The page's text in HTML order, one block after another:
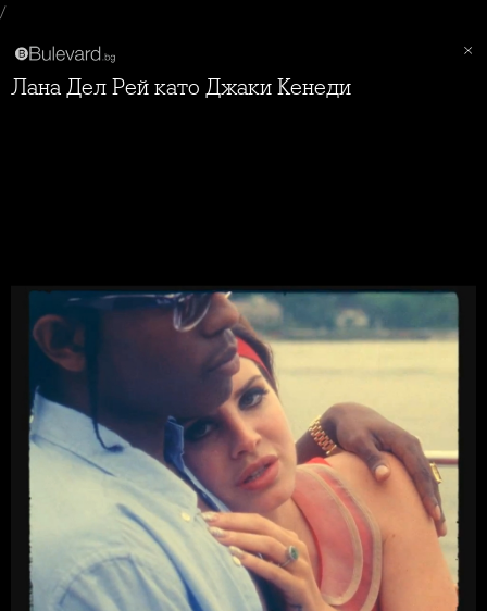
/
Лана Дел Рей като Джаки Кенеди